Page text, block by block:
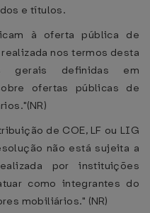
e títulos.
à oferta pública de
nos termos desta
gerais definidas em
ofertas públicas de
de COE, LF ou LIG
não está sujeita a
por instituições
como integrantes do
mobiliários." (NR)